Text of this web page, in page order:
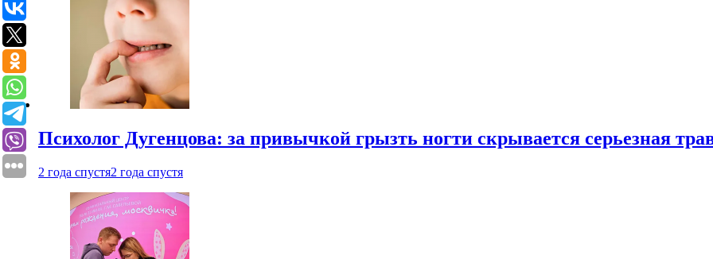
Психолог Дугенцова: за привычкой грызть ногти скрывается серьезная
2 года спустя2 года спустя